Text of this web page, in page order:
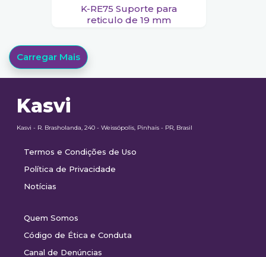
K-RE75 Suporte para
reticulo de 19 mm
Carregar Mais
Kasvi
Kasvi - R. Brasholanda, 240 - Weissópolis, Pinhais - PR, Brasil
Termos e Condições de Uso
Política de Privacidade
Notícias
Quem Somos
Código de Ética e Conduta
Canal de Denúncias